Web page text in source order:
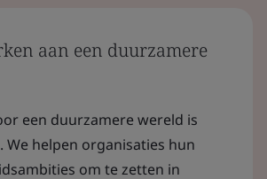
aan een duurzamere
een duurzamere wereld is
We helpen organisaties hun
om te zetten in